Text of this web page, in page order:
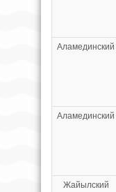
Аламединский
Аламединский
Жайылский